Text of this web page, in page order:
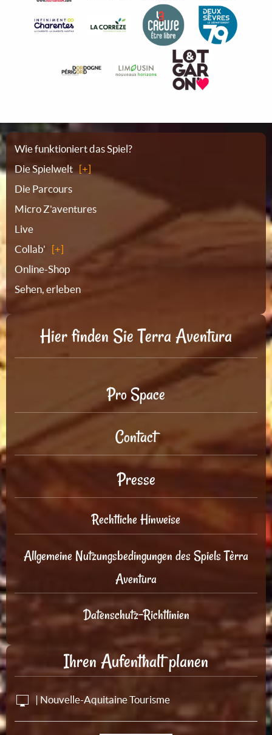
Sitemap
Wie funktioniert das Spiel?
Die Spielwelt
Die Parcours
Micro Z'aventures
Live
Collab'
Online-Shop
Sehen, erleben
Hier finden Sie Terra Aventura
Pro Space
Contact
Presse
Rechtliche Hinweise
Allgemeine Nutzungsbedingungen des Spiels Tèrra
Aventura
Datenschutz-Richtlinien
Ihren Aufenthalt planen
| Nouvelle-Aquitaine Tourisme